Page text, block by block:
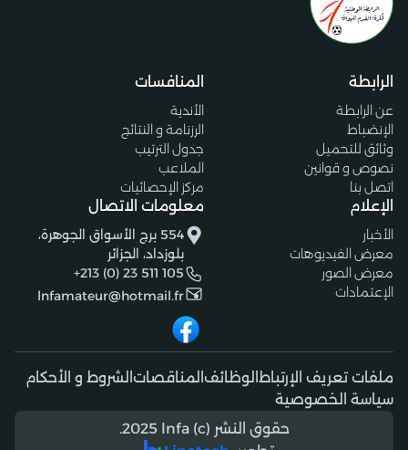
الرابطة
عن الرابطة
الإنضباط
وثائق للتحميل
نصوص و قوانين
اتصل بنا
المنافسات
الأندية
الرزنامة و النتائج
جدول الترتيب
الملاعب
مركز الإحصائيات
الإعلام
الأخبار
معرض الفيديوهات
معرض الصور
الإعتمادات
معلومات الاتصال
554 برج الأسواق الجوهرة،
بلوزداد، الجزائر
+213 (0) 23 511 105
lnfamateur@hotmail.fr
ملفات تعريف الإرتباط الوظائف المناقصات الشروط و الأحكام
سياسة الخصوصية
حقوق النشر (c) 2025 lnfa.